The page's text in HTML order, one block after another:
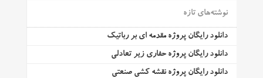
نوشته‌های تازه
دانلود رایگان پروژه مقدمه ای بر رباتیک
دانلود رایگان پروژه حفاری زیر تعادلی
دانلود رایگان پروژه نقشه کشی صنعتی